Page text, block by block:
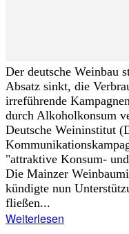
Der deutsche Weinbau
Absatz sinkt, die
irreführende
durch Alkoholkonsum
Deutsche Weininstitut
"attraktive Konsum-
Die Mainzer
kündigte nun
fließen...
Weiterlesen